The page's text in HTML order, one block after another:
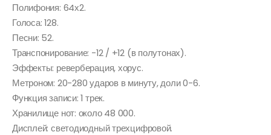
Полифония: 64х2.
Голоса: 128.
Песни: 52.
Транспонирование: -12 / +12 (в полутонах).
Эффекты: реверберация, хорус.
Метроном: 20-280 ударов в минуту, доли 0-6.
Функция записи: 1 трек.
Хранилище нот: около 48 000.
Дисплей: светодиодный трехцифровой.